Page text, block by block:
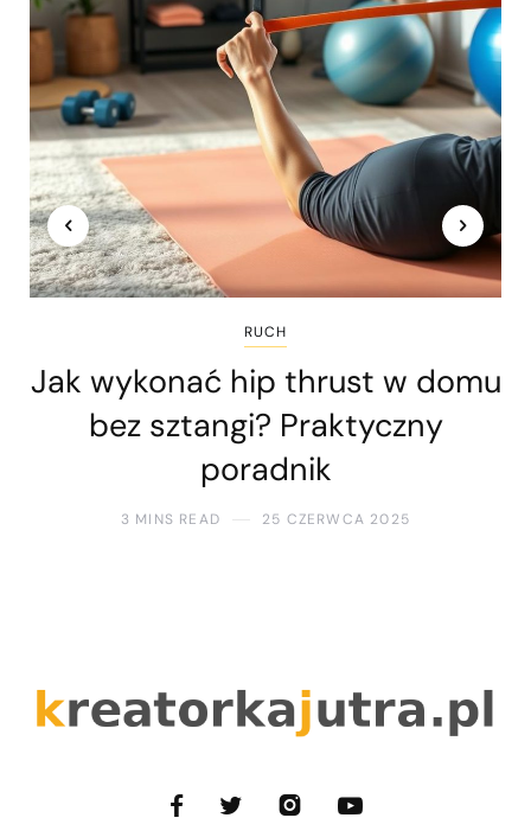
RUCH
Jak wykonać hip thrust w domu
bez sztangi? Praktyczny
poradnik
3 MINS READ 25 CZERWCA 2025